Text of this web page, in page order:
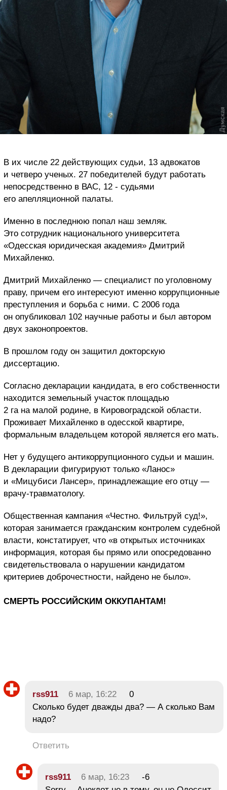
В их числе 22 действующих судьи, 13 адвокатов
и четверо ученых. 27 победителей будут работать
непосредственно в ВАС, 12 - судьями
его апелляционной палаты.
Именно в последнюю попал наш земляк.
Это сотрудник национального университета
«Одесская юридическая академия» Дмитрий
Михайленко.
Дмитрий Михайленко — специалист по уголовному
праву, причем его интересуют именно коррупционные
преступления и борьба с ними. С 2006 года
он опубликовал 102 научные работы и был автором
двух законопроектов.
В прошлом году он защитил докторскую
диссертацию.
Согласно декларации кандидата, в его собственности
находится земельный участок площадью
2 га на малой родине, в Кировоградской области.
Проживает Михайленко в одесской квартире,
формальным владельцем которой является его мать.
Нет у будущего антикоррупционного судьи и машин.
В декларации фигурируют только «Ланос»
и «Мицубиси Лансер», принадлежащие его отцу —
врачу-травматологу.
Общественная кампания «Честно. Фильтруй суд!»,
которая занимается гражданским контролем судебной
власти, констатирует, что «в открытых источниках
информация, которая бы прямо или опосредованно
свидетельствовала о нарушении кандидатом
критериев доброчестности, найдено не было».
СМЕРТЬ РОССИЙСКИМ ОККУПАНТАМ!
rss911 6 мар, 16:22
0
Сколько будет дважды два? — А сколько Вам
надо?
Ответить
rss911 6 мар, 16:23
-6